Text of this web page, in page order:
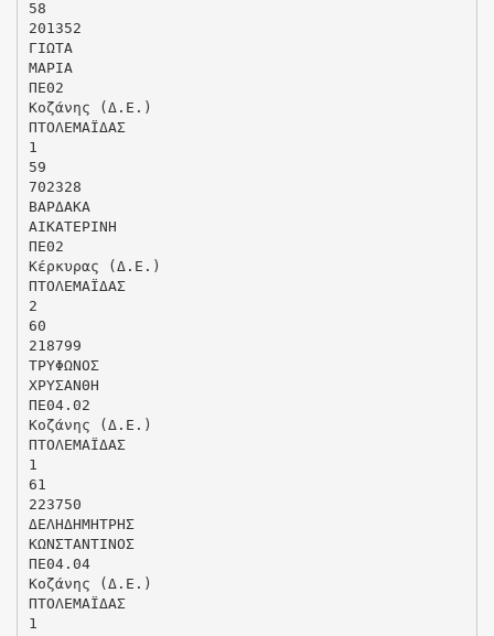
58
201352
ΓΙΩΤΑ
ΜΑΡΙΑ
ΠΕ02
Κοζάνης (Δ.Ε.)
ΠΤΟΛΕΜΑΪΔΑΣ
1
59
702328
ΒΑΡΔΑΚΑ
ΑΙΚΑΤΕΡΙΝΗ
ΠΕ02
Κέρκυρας (Δ.Ε.)
ΠΤΟΛΕΜΑΪΔΑΣ
2
60
218799
ΤΡΥΦΩΝΟΣ
ΧΡΥΣΑΝΘΗ
ΠΕ04.02
Κοζάνης (Δ.Ε.)
ΠΤΟΛΕΜΑΪΔΑΣ
1
61
223750
ΔΕΛΗΔΗΜΗΤΡΗΣ
ΚΩΝΣΤΑΝΤΙΝΟΣ
ΠΕ04.04
Κοζάνης (Δ.Ε.)
ΠΤΟΛΕΜΑΪΔΑΣ
1